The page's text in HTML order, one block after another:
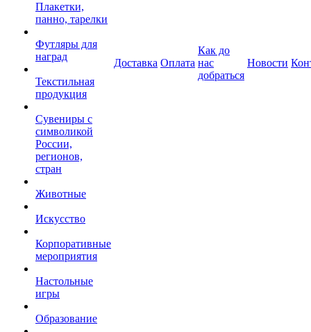
Плакетки,
панно, тарелки
Футляры для
наград
Текстильная
продукция
Сувениры с
символикой
России,
регионов,
стран
Животные
Искусство
Корпоративные
мероприятия
Настольные
игры
Образование
Доставка Оплата
Как до
нас
добраться
Новости